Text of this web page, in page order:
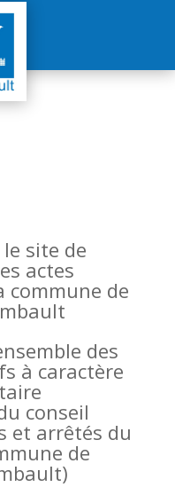
site de
actes
de
des
à caractère
conseil
et arrêtés du
de